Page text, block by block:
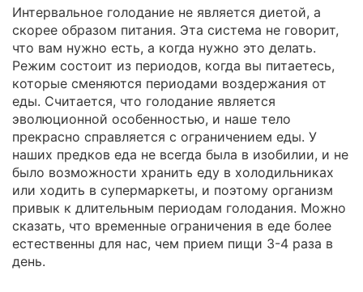
Интервальное голодание не является диетой, а
скорее образом питания. Эта система не говорит,
что вам нужно есть, а когда нужно это делать.
Режим состоит из периодов, когда вы питаетесь,
которые сменяются периодами воздержания от
еды. Считается, что голодание является
эволюционной особенностью, и наше тело
прекрасно справляется с ограничением еды. У
наших предков еда не всегда была в изобилии, и не
было возможности хранить еду в холодильниках
или ходить в супермаркеты, и поэтому организм
привык к длительным периодам голодания. Можно
сказать, что временные ограничения в еде более
естественны для нас, чем прием пищи 3-4 раза в
день.